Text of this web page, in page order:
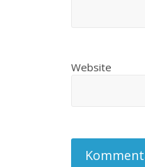
Website